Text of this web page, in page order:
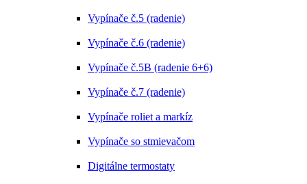
Vypínače č.5 (radenie)
Vypínače č.6 (radenie)
Vypínače č.5B (radenie 6+6)
Vypínače č.7 (radenie)
Vypínače roliet a markíz
Vypínače so stmievačom
Digitálne termostaty